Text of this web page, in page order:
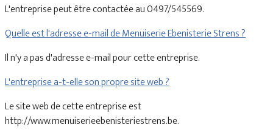
L'entreprise peut être contactée au 0497/545569.
Quelle est l'adresse e-mail de Menuiserie Ebenisterie Strens ?
Il n'y a pas d'adresse e-mail pour cette entreprise.
L'entreprise a-t-elle son propre site web ?
Le site web de cette entreprise est
http://www.menuiserieebenisteriestrens.be.